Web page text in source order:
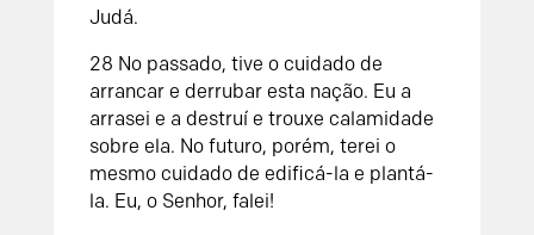
Judá.
28 No passado, tive o cuidado de
arrancar e derrubar esta nação. Eu a
arrasei e a destruí e trouxe calamidade
sobre ela. No futuro, porém, terei o
mesmo cuidado de edificá-la e plantá-
la. Eu, o Senhor, falei!